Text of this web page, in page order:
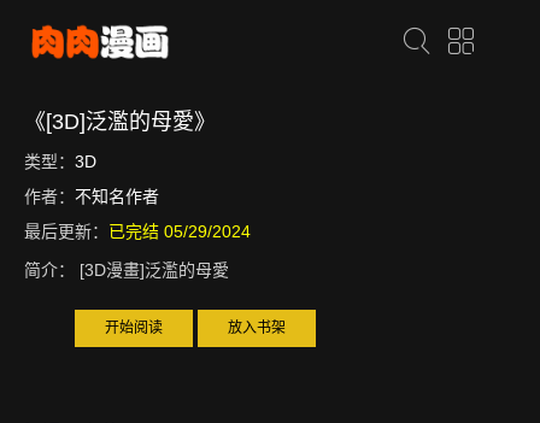
《[3D]泛濫的母愛》
类型： 3D
作者： 不知名作者
最后更新： 已完结 05/29/2024
简介：
[3D漫畫]泛濫的母愛
开始阅读 放入书架